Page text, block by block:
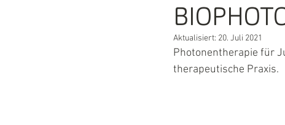
Aktualisiert: 20. Juli 2021
Photonentherapie für
therapeutische Praxis.